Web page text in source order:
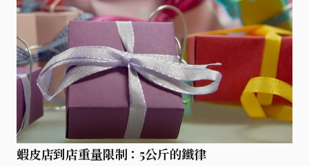
蝦皮店到店重量限制：5公斤的鐵律